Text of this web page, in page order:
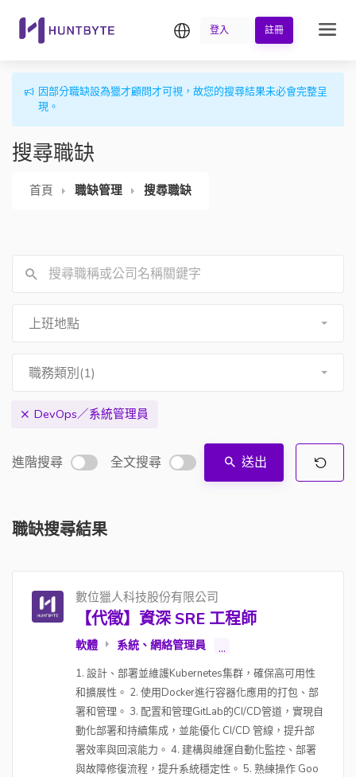
繁中登入 註冊
因部分職缺設為獵才顧問才可視，故您的搜尋結果未必會完整呈
現。
搜尋職缺
首頁 職缺管理 搜尋職缺
上班地點
職務類別(1)
DevOps／系統管理員
進階搜尋 全文搜尋 送出
職缺搜尋結果
數位獵人科技股份有限公司
【代徵】資深 SRE 工程師
軟體 系統、網絡管理員 ...
1. 設計、部署並維護Kubernetes集群，確保高可用性
和擴展性。 2. 使用Docker進行容器化應用的打包、部
署和管理。 3. 配置和管理GitLab的CI/CD管道，實現自
動化部署和持續集成，並能優化 CI/CD 管線，提升部
署效率與回滾能力。 4. 建構與維運自動化監控、部署
與故障修復流程，提升系統穩定性。 5. 熟練操作 Goo